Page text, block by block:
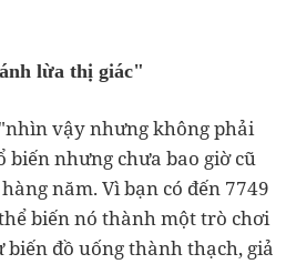
lừa thị giác"
vậy nhưng không phải
nhưng chưa bao giờ cũ
năm. Vì bạn có đến 7749
biến nó thành một trò chơi
đồ uống thành thạch, giả